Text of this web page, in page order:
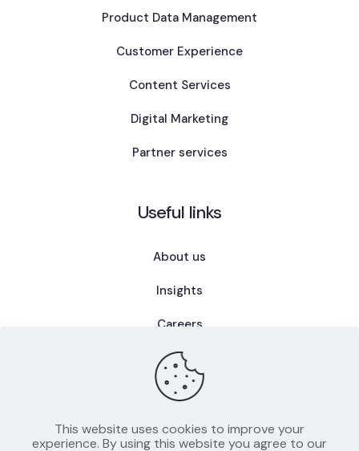
Product Data Management
Customer Experience
Content Services
Digital Marketing
Partner services
Useful links
About us
Insights
Careers
FAQ
This website uses cookies to improve your
experience. By using this website you agree to our